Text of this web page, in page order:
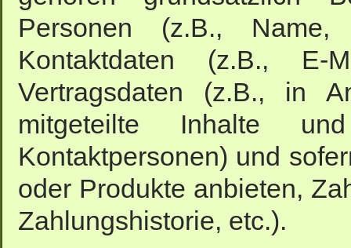
Personen (z.B.,
Kontaktdaten (z.B., E-
Vertragsdaten (z.B., in
mitgeteilte Inhalte
Kontaktpersonen) und
oder Produkte anbieten,
Zahlungshistorie, etc.).